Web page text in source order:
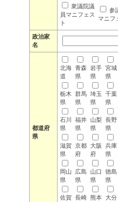
衆議院議
員マニフェス
ト
参
マニフ
政治家
名
都道府
県
北海
道
青森
県
岩手
県
宮城
県
栃木
県
群馬
県
埼玉
県
千葉
県
石川
県
福井
県
山梨
県
長野
県
滋賀
県
京都
府
大阪
府
兵庫
県
岡山
県
広島
県
山口
県
徳島
県
佐賀 長崎 熊本 大分